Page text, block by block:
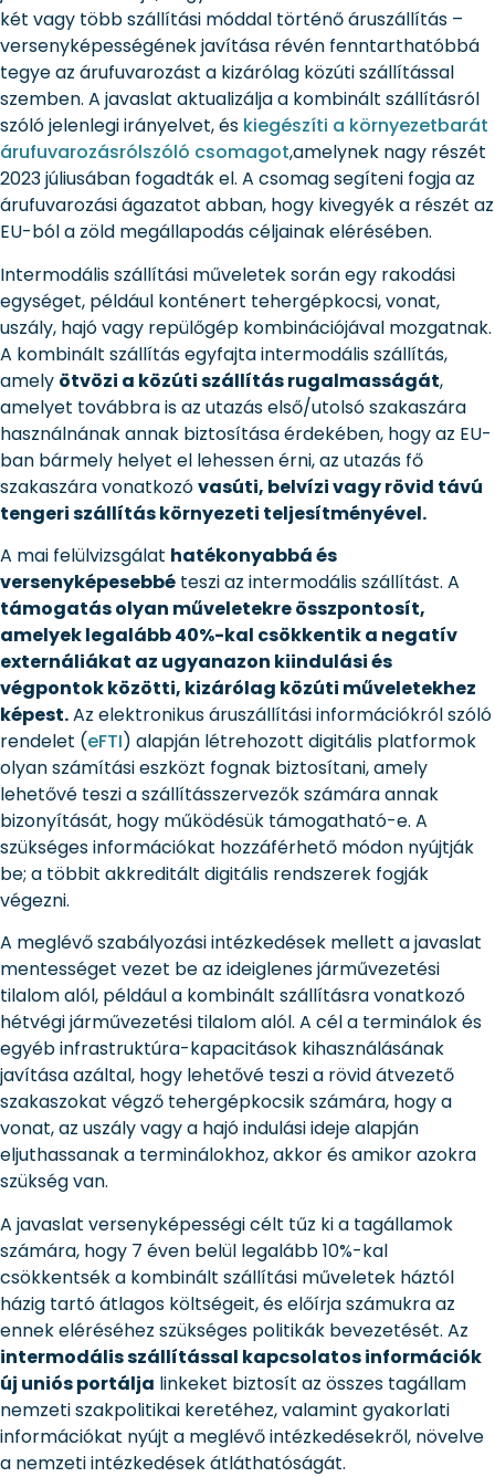
két vagy több szállítási móddal történő áruszállítás –
versenyképességének javítása révén fenntarthatóbbá
tegye az árufuvarozást a kizárólag közúti szállítással
szemben. A javaslat aktualizálja a kombinált szállításról
szóló jelenlegi irányelvet, és kiegészíti a környezetbarát
árufuvarozásrólszóló csomagot,amelynek nagy részét
2023 júliusában fogadták el. A csomag segíteni fogja az
árufuvarozási ágazatot abban, hogy kivegyék a részét az
EU-ból a zöld megállapodás céljainak elérésében.
Intermodális szállítási műveletek során egy rakodási
egységet, például konténert tehergépkocsi, vonat,
uszály, hajó vagy repülőgép kombinációjával mozgatnak.
A kombinált szállítás egyfajta intermodális szállítás,
amely ötvözi a közúti szállítás rugalmasságát,
amelyet továbbra is az utazás első/utolsó szakaszára
használnának annak biztosítása érdekében, hogy az EU-
ban bármely helyet el lehessen érni, az utazás fő
szakaszára vonatkozóvasúti, belvízi vagy rövid távú
tengeri szállítás környezeti teljesítményével.
A mai felülvizsgálat hatékonyabbá és
versenyképesebbé teszi az intermodális szállítást. A
támogatás olyan műveletekre összpontosít,
amelyek legalább 40%-kal csökkentik a negatív
externáliákat az ugyanazon kiindulási és
végpontok közötti, kizárólag közúti műveletekhez
képest.Az elektronikus áruszállítási információkról szóló
rendelet (eFTI) alapján létrehozott digitális platformok
olyan számítási eszközt fognak biztosítani, amely
lehetővé teszi a szállításszervezők számára annak
bizonyítását, hogy működésük támogatható-e. A
szükséges információkat hozzáférhető módon nyújtják
be; a többit akkreditált digitális rendszerek fogják
végezni.
A meglévő szabályozási intézkedések mellett a javaslat
mentességet vezet be az ideiglenes járművezetési
tilalom alól, például a kombinált szállításra vonatkozó
hétvégi járművezetési tilalom alól. A cél a terminálok és
egyéb infrastruktúra-kapacitások kihasználásának
javítása azáltal, hogy lehetővé teszi a rövid átvezető
szakaszokat végző tehergépkocsik számára, hogy a
vonat, az uszály vagy a hajó indulási ideje alapján
eljuthassanak a terminálokhoz, akkor és amikor azokra
szükség van.
A javaslat versenyképességi célt tűz ki a tagállamok
számára, hogy 7 éven belül legalább 10%-kal
csökkentsék a kombinált szállítási műveletek háztól
házig tartó átlagos költségeit, és előírja számukra az
ennek eléréséhez szükséges politikák bevezetését. Az
intermodális szállítással kapcsolatos információk
új uniós portálja linkeket biztosít az összes tagállam
nemzeti szakpolitikai keretéhez, valamint gyakorlati
információkat nyújt a meglévő intézkedésekről, növelve
a nemzeti intézkedések átláthatóságát.